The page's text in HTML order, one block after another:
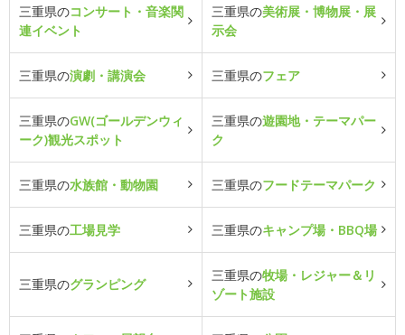
三重県のコンサート・音楽関
連イベント
三重県の美術展・博物展・展
示会
三重県の演劇・講演会 三重県のフェア
三重県のGW(ゴールデンウィ
ーク)観光スポット
三重県の遊園地・テーマパー
ク
三重県の水族館・動物園 三重県のフードテーマパーク
三重県の工場見学 三重県のキャンプ場・BBQ場
三重県のグランピング
三重県の牧場・レジャー＆リ
ゾート施設